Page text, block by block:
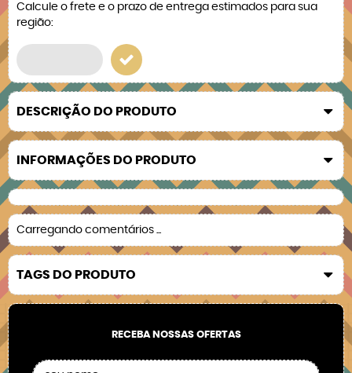
Calcule o frete e o prazo de entrega estimados para sua
região:
DESCRIÇÃO DO PRODUTO
INFORMAÇÕES DO PRODUTO
Carregando comentários ...
TAGS DO PRODUTO
RECEBA NOSSAS OFERTAS